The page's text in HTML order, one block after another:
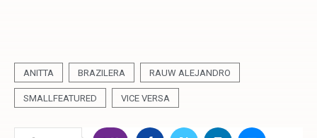
ANITTA BRAZILERA RAUW ALEJANDRO
SMALLFEATURED VICE VERSA